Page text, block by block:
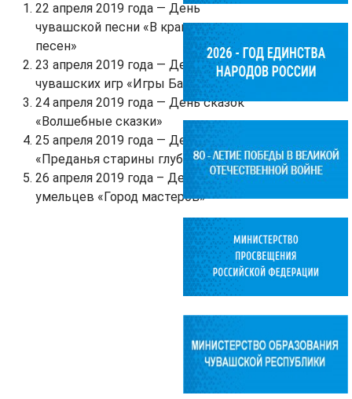
22 апреля 2019 года — День
чувашской песни «В краю ста тысяч
песен»
23 апреля 2019 года — День
чувашских игр «Игры Батыра»
24 апреля 2019 года — День сказок
«Волшебные сказки»
25 апреля 2019 года — День музеев
«Преданья старины глубокой»
26 апреля 2019 года – День народных
умельцев «Город мастеров»